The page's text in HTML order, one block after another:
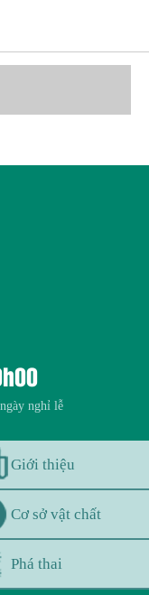
nghỉ lễ
Giới thiệu
Cơ sở vật chất
Phá thai